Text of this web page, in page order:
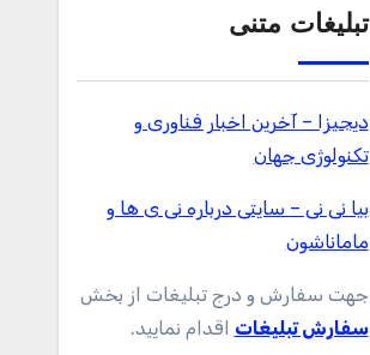
تبلیغات متنی
دیجیزا – آخرین اخبار فناوری و
تکنولوژی جهان
بیا نی نی – سایتی درباره نی ی ها و
ماماناشون
جهت سفارش و درج تبلیغات از بخش
سفارش تبلیغات اقدام نمایید.